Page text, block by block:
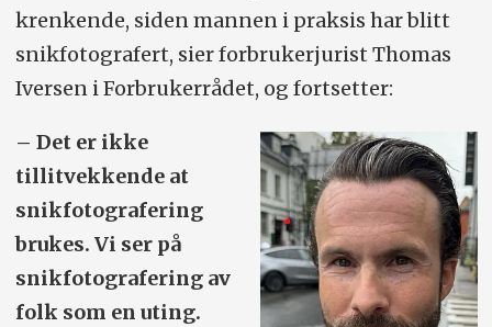
krenkende, siden mannen i praksis har blitt
snikfotografert, sier forbrukerjurist Thomas
Iversen i Forbrukerrådet, og fortsetter:
– Det er ikke
tillitvekkende at
snikfotografering
brukes. Vi ser på
snikfotografering av
folk som en uting.